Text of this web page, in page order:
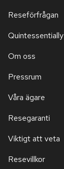
Reseförfrågan
Quintessentially
Om oss
Pressrum
Våra ägare
Resegaranti
Viktigt att veta
Resevillkor